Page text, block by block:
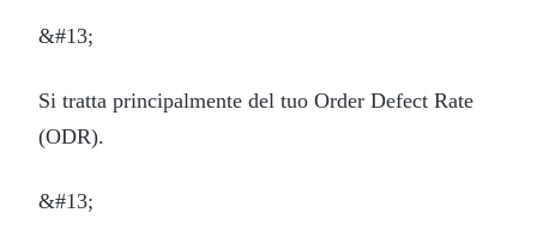
&#13;
Si tratta principalmente del tuo Order Defect Rate
(ODR).
&#13;